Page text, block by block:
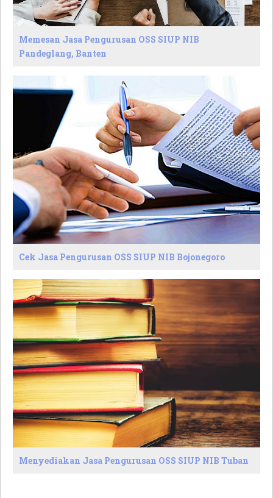
Memesan Jasa Pengurusan OSS SIUP NIB
Pandeglang, Banten
Cek Jasa Pengurusan OSS SIUP NIB Bojonegoro
Menyediakan Jasa Pengurusan OSS SIUP NIB Tuban